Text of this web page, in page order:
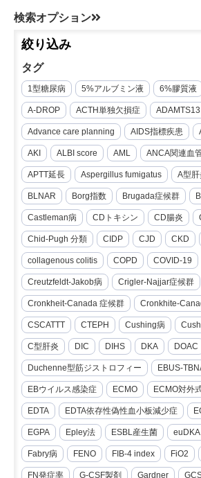
検索オプション
絞り込み
タグ
1型糖尿病 5%アルブミン液 6%膠質液
A-DROP ACTH単独欠損症 ADAMTS13
Advance care planning AIDS指標疾患
AKI ALBI score AML ANCA関連血
APTT延長 Aspergillus fumigatus A型肝
BLNAR Borg指数 Brugada症候群
Castleman病 CDトキシン CD腸炎
Chid-Pugh 分類 CIDP CJD CKD
collagenous colitis COPD COVID-19
Creutzfeldt-Jakob病 Crigler-Najjar症候群
Cronkheit-Canada 症候群 Cronkhite-
CSCATTT CTEPH Cushing病
C型肝炎 DIC DIHS DKA DOAC
Duchenne型筋ジストロフィー EBUS-
EBウイルス感染症 ECMO ECMO対外
EDTA EDTA依存性偽性血小板減少症
EGPA Epley法 ESBL産生菌 euDKA
Fabry病 FENO FIB-4 index FiO2
FN発症率 G-CSF製剤 Gardner